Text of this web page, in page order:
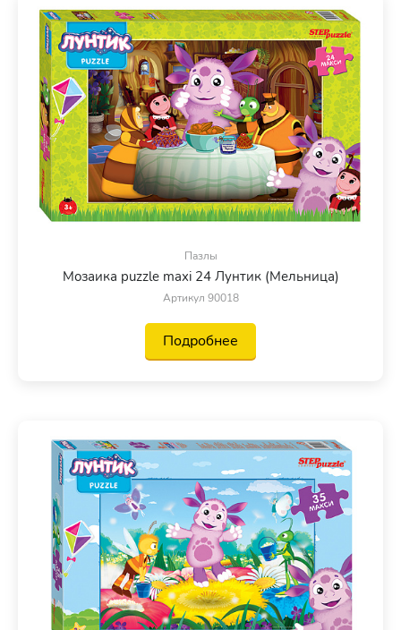
Пазлы
Мозаика puzzle maxi 24 Лунтик (Мельница)
Артикул 90018
Подробнее